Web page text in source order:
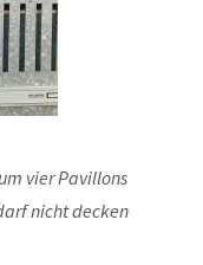
vier Pavillons
nicht decken